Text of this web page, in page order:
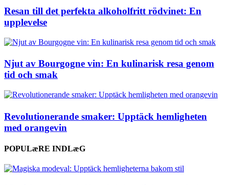
Resan till det perfekta alkoholfritt rödvinet: En
upplevelse
Njut av Bourgogne vin: En kulinarisk resa genom
tid och smak
Revolutionerande smaker: Upptäck hemligheten
med orangevin
POPULæRE INDLæG